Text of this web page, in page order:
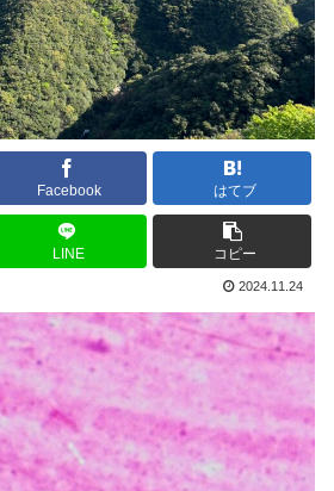
Facebook はてブ
LINE コピー
2024.11.24